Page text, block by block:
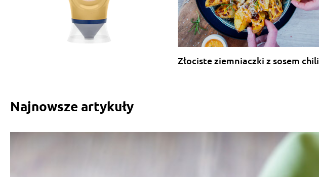
Złociste ziemniaczki z sosem chili
Najnowsze artykuły